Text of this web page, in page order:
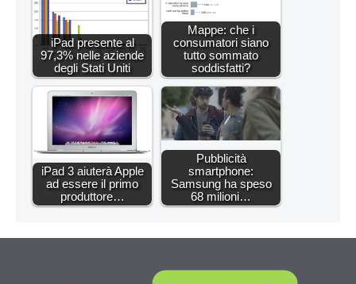
iPad presente al
97,3% nelle aziende
degli Stati Uniti
Mappe: che i
consumatori siano
tutto sommato
soddisfatti?
iPad 3 aiuterà Apple
ad essere il primo
produttore…
Pubblicità
smartphone:
Samsung ha speso
68 milioni…